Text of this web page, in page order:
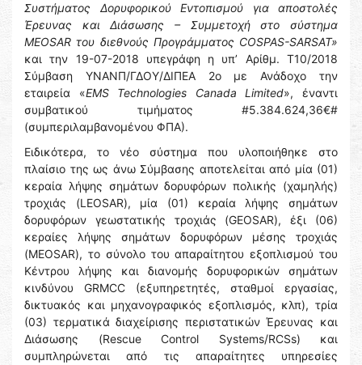
Συστήματος Δορυφορικού Εντοπισμού για αποστολές
Έρευνας και Διάσωσης – Συμμετοχή στο σύστημα
MEOSAR του διεθνούς Προγράμματος COSPAS-SARSAT»
και την 19-07-2018 υπεγράφη η υπ’ Αρίθμ. T10/2018
Σύμβαση ΥΝΑΝΠ/ΓΔΟΥ/ΔΙΠΕΑ 2ο με Ανάδοχο την
εταιρεία «EMS Technologies Canada Limited», έναντι
συμβατικού τιμήματος #5.384.624,36€#
(συμπεριλαμβανομένου ΦΠΑ).
Ειδικότερα, το νέο σύστημα που υλοποιήθηκε στο
πλαίσιο της ως άνω Σύμβασης αποτελείται από μία (01)
κεραία λήψης σημάτων δορυφόρων πολικής (χαμηλής)
τροχιάς (LEOSAR), μία (01) κεραία λήψης σημάτων
δορυφόρων γεωστατικής τροχιάς (GEOSAR), έξι (06)
κεραίες λήψης σημάτων δορυφόρων μέσης τροχιάς
(MEOSAR), το σύνολο του απαραίτητου εξοπλισμού του
Κέντρου λήψης και διανομής δορυφορικών σημάτων
κινδύνου GRMCC (εξυπηρετητές, σταθμοί εργασίας,
δικτυακός και μηχανογραφικός εξοπλισμός, κλπ), τρία
(03) τερματικά διαχείρισης περιστατικών Έρευνας και
Διάσωσης (Rescue Control Systems/RCSs) και
συμπληρώνεται από τις απαραίτητες υπηρεσίες